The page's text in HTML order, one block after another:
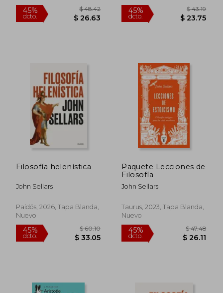
45%
dcto.
$ 48.42
$ 26.63
45%
dcto. $
Filosofía helenística
John Sellars
Paidós, 2026, Tapa Blanda,
Nuevo
Paquete Lecciones de
Filosofía
John Sellars
Taurus, 2023, Tapa Blanda,
Nuevo